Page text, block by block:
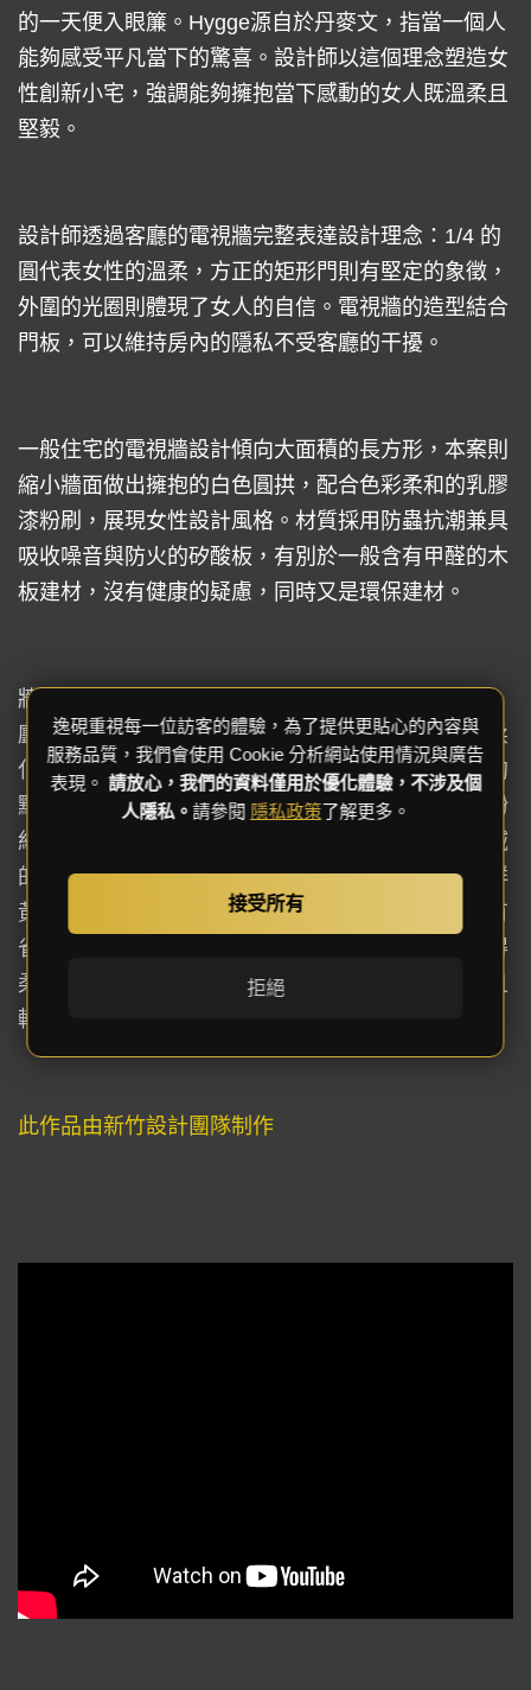
的一天便入眼簾。Hygge源自於丹麥文，指當一個人
能夠感受平凡當下的驚喜。設計師以這個理念塑造女
性創新小宅，強調能夠擁抱當下感動的女人既溫柔且
堅毅。
設計師透過客廳的電視牆完整表達設計理念：1/4 的
圓代表女性的溫柔，方正的矩形門則有堅定的象徵，
外圍的光圈則體現了女人的自信。電視牆的造型結合
門板，可以維持房內的隱私不受客廳的干擾。
一般住宅的電視牆設計傾向大面積的長方形，本案則
縮小牆面做出擁抱的白色圓拱，配合色彩柔和的乳膠
漆粉刷，展現女性設計風格。材質採用防蟲抗潮兼具
吸收噪音與防火的矽酸板，有別於一般含有甲醛的木
板建材，沒有健康的疑慮，同時又是環保建材。
牆面的粉刷與玻璃門窗在空間區隔上別有用心。客
廳、書房與主臥房大面積的對外窗與百葉窗簾可以柔
化照進室內的自然光，讓屋主時時刻刻能品味生活的
點滴。牆壁粉刷採用安全不刺激的乳膠漆，客廳為粉
紅色粉刷，書房為淺綠色，以毛玻璃拉門做兩個場域
的區隔；廚房有著鮮豔亮眼的色塊，冰箱是亮眼的鮮
黃，間隔則是條紋玻璃，讓人每次拉開玻璃門時都有
雀躍的心情。對外設計師利用百葉窗簾讓自然光變得
柔和，對內設計師利用不同的玻璃拉門轉換空間並且
轉換心情。
此作品由新竹設計團隊制作
逸硯重視每一位訪客的體驗，為了提供更貼心的內容與
服務品質，我們會使用 Cookie 分析網站使用情況與廣告
表現。 請放心，我們的資料僅用於優化體驗，不涉及個
人隱私。請參閱 隱私政策了解更多。
接受所有
拒絕